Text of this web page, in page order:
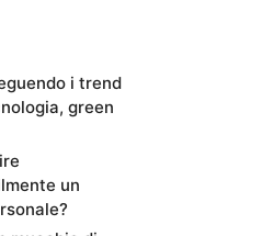
i trend
green
un